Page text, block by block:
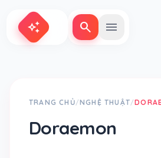
auto_awesome search menu
TRANG CHỦ/NGHỆ THUẬT/
Doraemon